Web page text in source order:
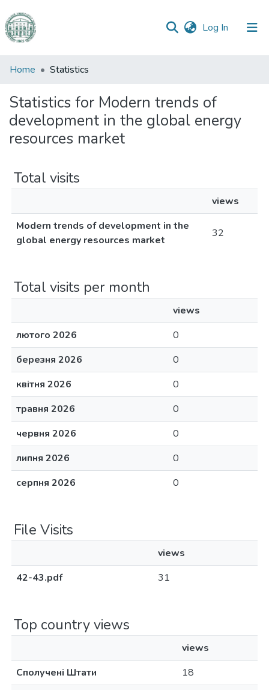
Log In (current)
Communities
Collections
All of DSpace
Home Statistics
Statistics for Modern trends of
development in the global energy
resources market
Total visits
views
Modern trends of development in the
global energy resources market
32
Total visits per month
views
лютого 2026
0
березня 2026
0
квітня 2026
0
травня 2026
0
червня 2026
0
липня 2026
0
серпня 2026
0
File Visits
views
42-43.pdf
31
Top country views
views
Сполучені Штати
18